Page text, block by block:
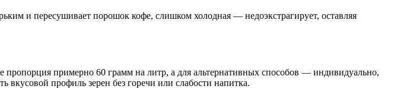
и пересушивает порошок кофе, слишком холодная — недоэкстрагирует, оставляя
пропорция примерно 60 грамм на литр, а для альтернативных способов — индивидуально,
профиль зерен без горечи или слабости напитка.